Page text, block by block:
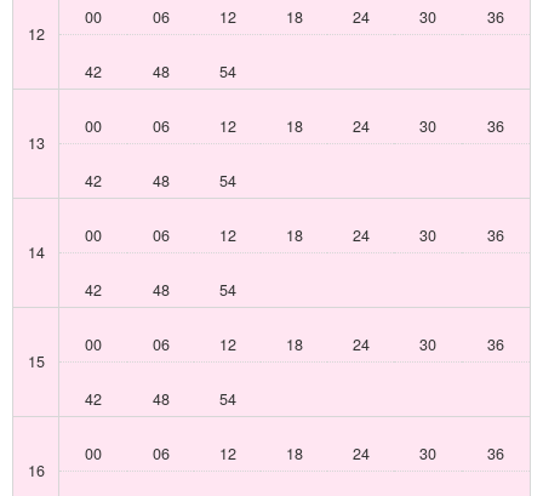
12
00 06 12 18 24 30 36
42 48 54
13
00 06 12 18 24 30 36
42 48 54
14
00 06 12 18 24 30 36
42 48 54
15
00 06 12 18 24 30 36
42 48 54
16
00 06 12 18 24 30 36